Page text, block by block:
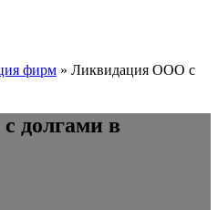
фирм » Ликвидация ООО с
долгами в